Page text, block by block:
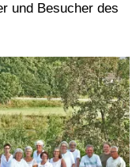
und Besucher des